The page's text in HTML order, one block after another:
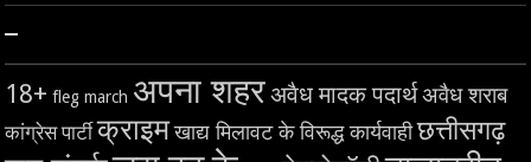
–
18+ fleg march अपना शहरअवैध मादक पदार्थअवैध शराब
कांग्रेस पार्टी क्राइमखाद्य मिलावट के विरूद्ध कार्यवाहीछत्तीसगढ़